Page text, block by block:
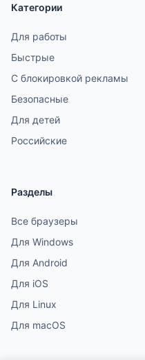
Категории
Для работы
Быстрые
С блокировкой рекламы
Безопасные
Для детей
Российские
Разделы
Все браузеры
Для Windows
Для Android
Для iOS
Для Linux
Для macOS